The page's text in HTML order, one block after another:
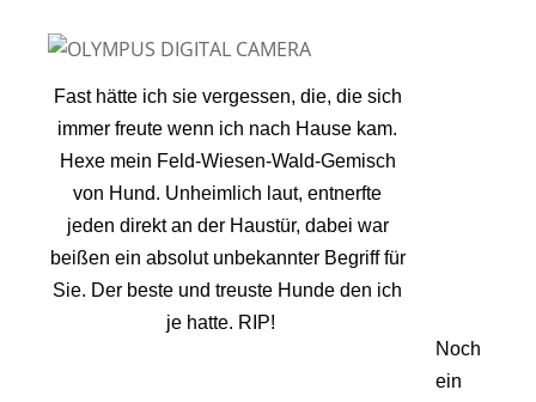
Fast hätte ich sie vergessen, die, die sich
immer freute wenn ich nach Hause kam.
Hexe mein Feld-Wiesen-Wald-Gemisch
von Hund. Unheimlich laut, entnerfte
jeden direkt an der Haustür, dabei war
beißen ein absolut unbekannter Begriff für
Sie. Der beste und treuste Hunde den ich
je hatte. RIP!
Noch
ein